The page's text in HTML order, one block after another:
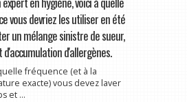
vous devriez les utiliser en été
un mélange sinistre de sueur,
d'accumulation d'allergènes.
fréquence (et à la
exacte) vous devez laver
et ...